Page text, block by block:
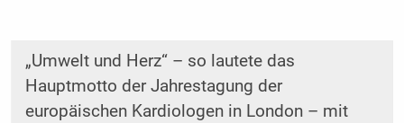
„Umwelt und Herz“ – so lautete das
Hauptmotto der Jahrestagung der
europäischen Kardiologen in London – mit